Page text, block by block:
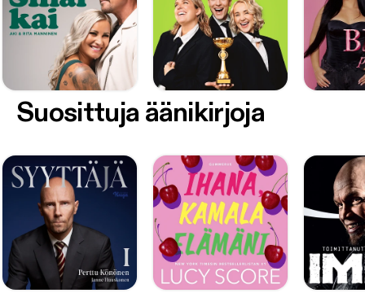
Suosittuja äänikirjoja